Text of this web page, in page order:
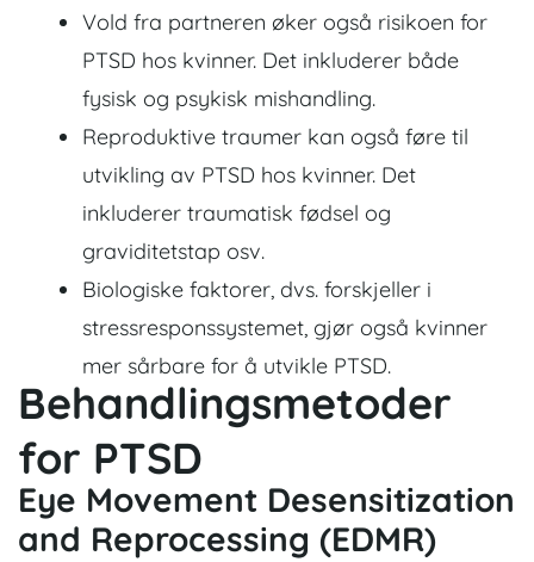
Vold fra partneren øker også risikoen for
PTSD hos kvinner. Det inkluderer både
fysisk og psykisk mishandling.
Reproduktive traumer kan også føre til
utvikling av PTSD hos kvinner. Det
inkluderer traumatisk fødsel og
graviditetstap osv.
Biologiske faktorer, dvs. forskjeller i
stressresponssystemet, gjør også kvinner
mer sårbare for å utvikle PTSD.
Behandlingsmetoder
for PTSD
Eye Movement Desensitization
and Reprocessing (EDMR)